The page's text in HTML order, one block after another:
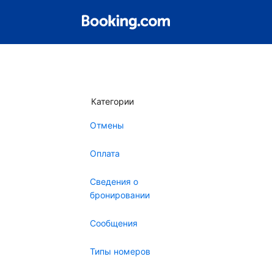
Категории
Отмены
Оплата
Сведения о
бронировании
Сообщения
Типы номеров